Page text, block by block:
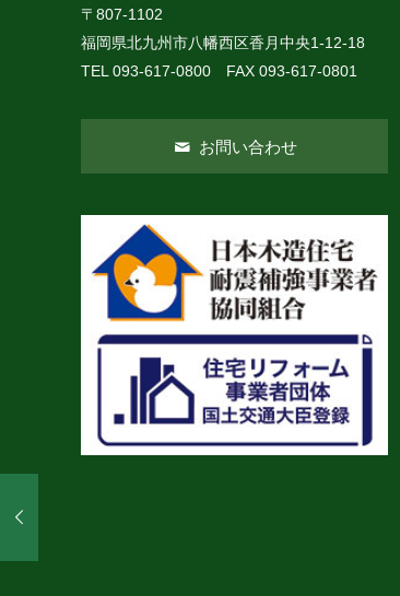
〒807-1102
福岡県北九州市八幡西区香月中央1-12-18
TEL 093-617-0800 FAX 093-617-0801
お問い合わせ